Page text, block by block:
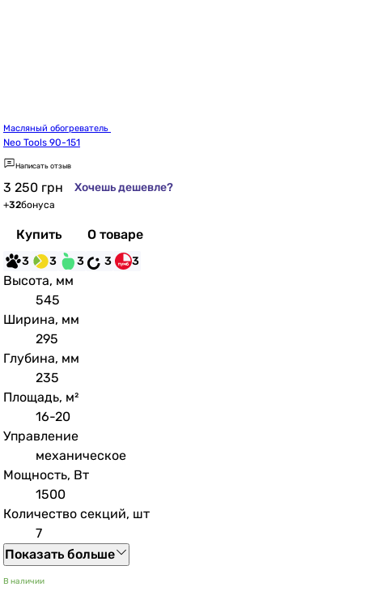
Neo Tools 90-151
Написать отзыв
3 250 грн Хочешь дешевле?
+32бонуса
Купить О товаре
3 3 3 3 3
Высота, мм
545
Ширина, мм
295
Глубина, мм
235
Площадь, м²
16-20
Управление
механическое
Мощность, Вт
1500
Количество секций, шт
7
Показать больше
В наличии